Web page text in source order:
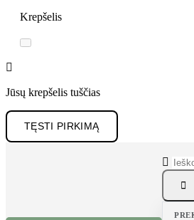
Krepšelis

Jūsų krepšelis tuščias
TĘSTI PIRKIMĄ

